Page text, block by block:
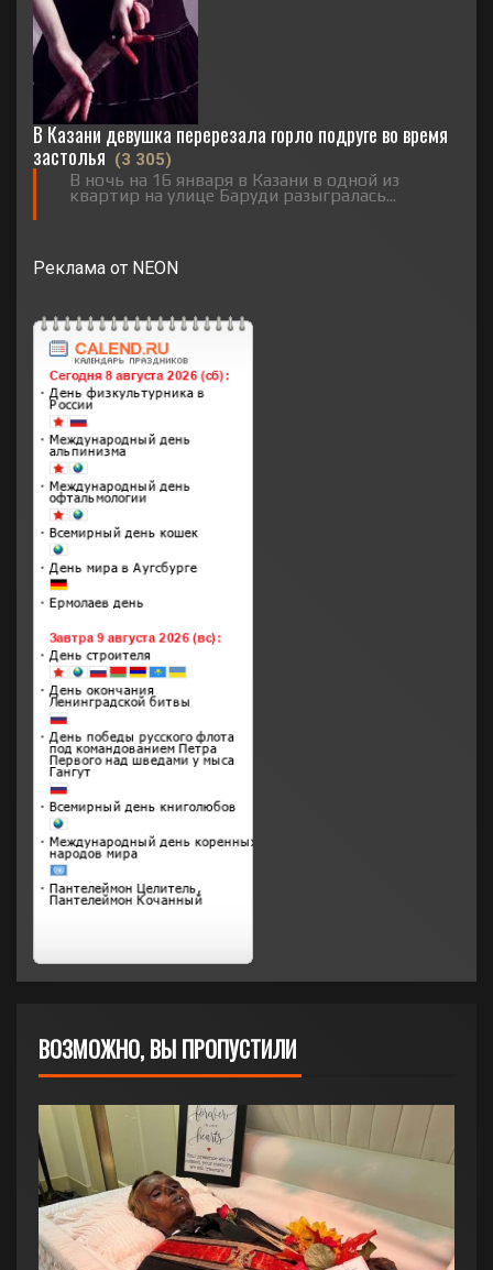
В Казани девушка перерезала горло подруге во время
застолья (3 305)
В ночь на 16 января в Казани в одной из
квартир на улице Баруди разыгралась...
Реклама от NEON
ВОЗМОЖНО, ВЫ ПРОПУСТИЛИ